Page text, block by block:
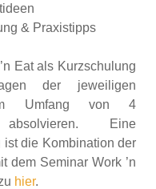
& Praxistipps
Eat als Kurzschulung
der jeweiligen
Umfang von 4
Eine
die Kombination der
dem Seminar Work ’n
hier.